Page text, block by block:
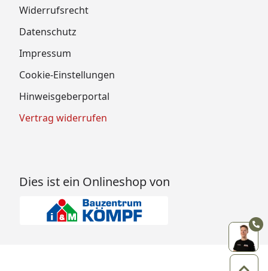
Widerrufsrecht
Datenschutz
Impressum
Cookie-Einstellungen
Hinweisgeberportal
Vertrag widerrufen
Dies ist ein Onlineshop von